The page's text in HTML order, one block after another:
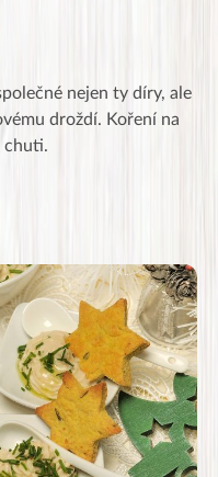
nejen ty díry, ale
droždí. Koření na
chuti.